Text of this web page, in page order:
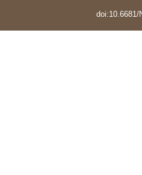
doi:10.6681/